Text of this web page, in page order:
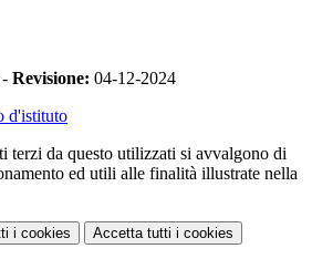
Revisione: 04-12-2024
d'istituto
terzi da questo utilizzati si avvalgono di
ed utili alle finalità illustrate nella
i cookies Accetta tutti i cookies